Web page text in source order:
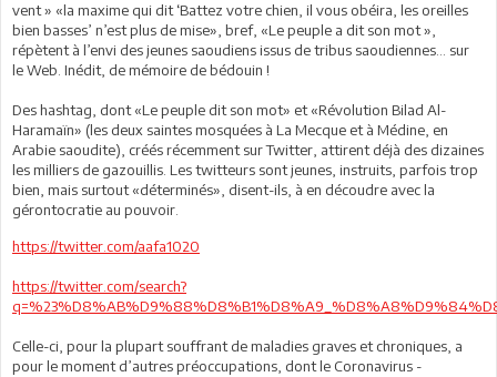
vent » «la maxime qui dit ‘Battez votre chien, il vous obéira, les oreilles
bien basses’ n’est plus de mise», bref, «Le peuple a dit son mot »,
répètent à l’envi des jeunes saoudiens issus de tribus saoudiennes… sur
le Web. Inédit, de mémoire de bédouin !
Des hashtag, dont «Le peuple dit son mot» et «Révolution Bilad Al-
Haramaïn» (les deux saintes mosquées à La Mecque et à Médine, en
Arabie saoudite), créés récemment sur Twitter, attirent déjà des dizaines
les milliers de gazouillis. Les twitteurs sont jeunes, instruits, parfois trop
bien, mais surtout «déterminés», disent-ils, à en découdre avec la
gérontocratie au pouvoir.
https://twitter.com/aafa1020
https://twitter.com/search?
Celle-ci, pour la plupart souffrant de maladies graves et chroniques, a
pour le moment d’autres préoccupations, dont le Coronavirus -